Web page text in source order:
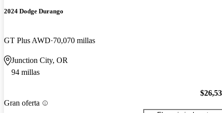
2024 Dodge Durango
GT Plus AWD 70,070 millas
Junction City, OR
94 millas
Gran oferta